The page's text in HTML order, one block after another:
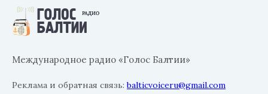
Международное радио «Голос Балтии»
Реклама и обратная связь:balticvoiceru@gmail.com